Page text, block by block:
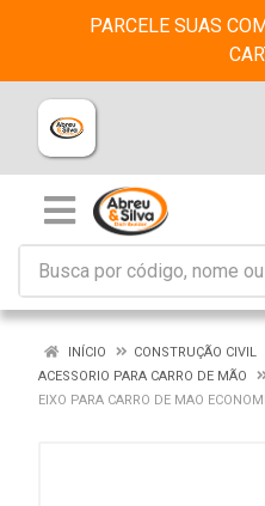
PARCELE SUAS
INÍCIO
CONSTRUÇÃO CIVIL
ACESSORIO PARA CARRO DE MÃO
EIXO PARA CARRO DE MAO